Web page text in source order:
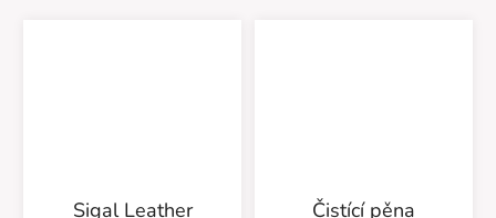
Sigal Leather
Čistící pěna